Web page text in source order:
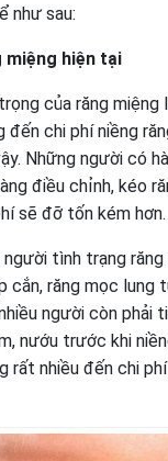
như sau:
hiện tại
của răng
đến chi phí niềng
Những người có
điều chỉnh, kéo
sẽ đỡ tốn kém hơn.
người tình trạng
cắn, răng mọc lung
người còn phải
nướu trước khi
rất nhiều đến chi